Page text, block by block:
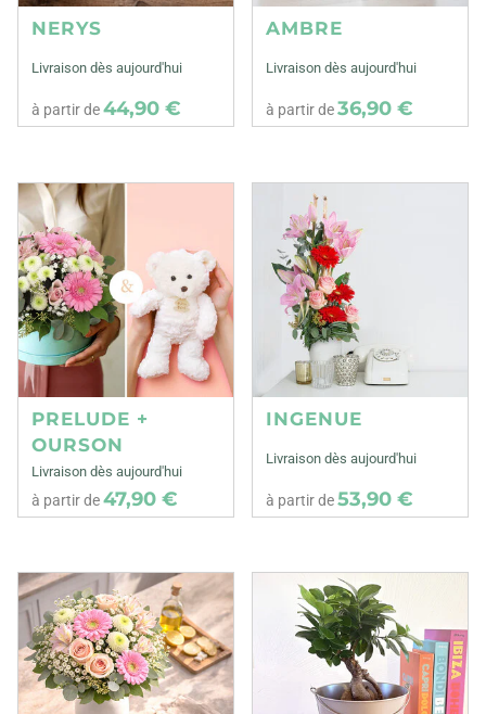
NERYS
Livraison dès aujourd'hui
à partir de44,90 €
AMBRE
Livraison dès aujourd'hui
à partir de36,90 €
PRELUDE +
OURSON
Livraison dès aujourd'hui
à partir de47,90 €
INGENUE
Livraison dès aujourd'hui
à partir de53,90 €